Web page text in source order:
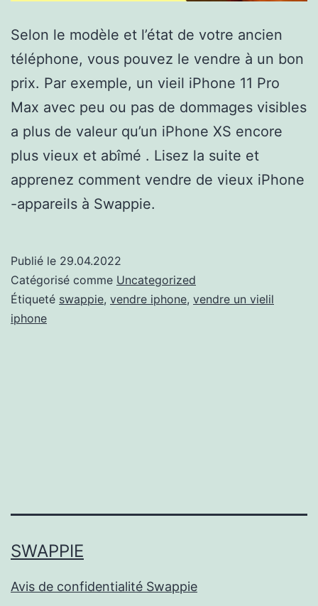
Selon le modèle et l’état de votre ancien
téléphone, vous pouvez le vendre à un bon
prix. Par exemple, un vieil iPhone 11 Pro
Max avec peu ou pas de dommages visibles
a plus de valeur qu’un iPhone XS encore
plus vieux et abîmé . Lisez la suite et
apprenez comment vendre de vieux iPhone
-appareils à Swappie.
Publié le 29.04.2022
Catégorisé comme Uncategorized
Étiqueté swappie, vendre iphone, vendre un vielil
iphone
SWAPPIE
Avis de confidentialité Swappie